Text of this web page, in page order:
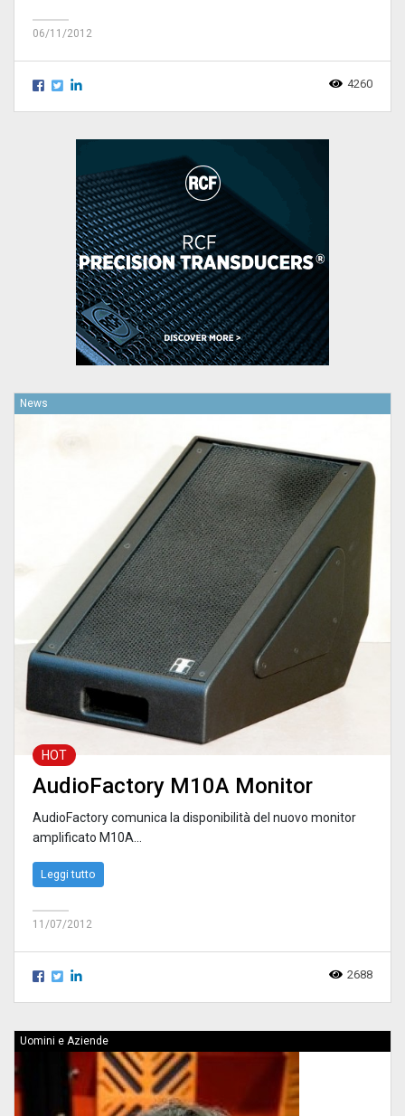
06/11/2012
4260
News
HOT
AudioFactory M10A Monitor
AudioFactory comunica la disponibilità del nuovo monitor
amplificato M10A...
Leggi tutto
11/07/2012
2688
Uomini e Aziende